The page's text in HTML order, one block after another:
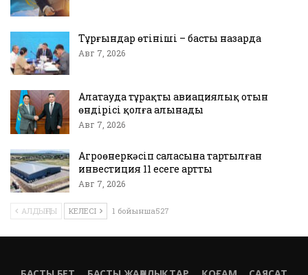
Тұрғындар өтініші – басты назарда
Авг 7, 2026
Алатауда тұрақты авиациялық отын
өндірісі қолға алынады
Авг 7, 2026
Агроөнеркәсіп саласына тартылған
инвестиция 11 есеге артты
Авг 7, 2026
АЛДЫҢҒЫ КЕЛЕСІ 1 бойынша527